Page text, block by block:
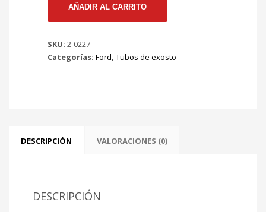
TUBO
DE
CORCEL
Y
AÑADIR AL CARRITO
SKU: 2-0227
Categorías: Ford, Tubos de exosto
DESCRIPCIÓN VALORACIONES (0)
DESCRIPCIÓN